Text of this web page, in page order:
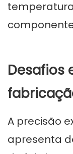
Desafios
A precisão
apresenta